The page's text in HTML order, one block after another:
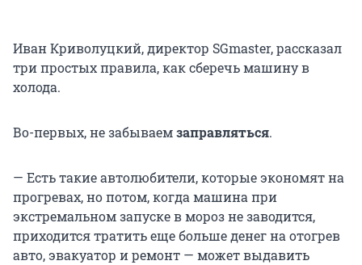
Иван Криволуцкий, директор SGmaster, рассказал
три простых правила, как сберечь машину в
холода.
Во-первых, не забываемзаправляться.
— Есть такие автолюбители, которые экономят на
прогревах, но потом, когда машина при
экстремальном запуске в мороз не заводится,
приходится тратить еще больше денег на отогрев
авто, эвакуатор и ремонт — может выдавить